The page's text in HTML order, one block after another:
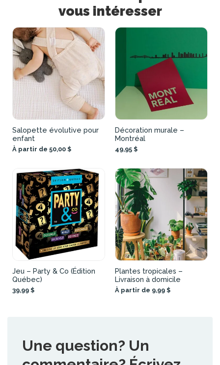
vous intéresser
Salopette évolutive pour
enfant
À partir de 50,00 $
Décoration murale –
Montréal
49,95 $
Jeu – Party & Co (Édition
Québec)
39,99 $
Plantes tropicales –
Livraison à domicile
À partir de 9,99 $
Une question? Un